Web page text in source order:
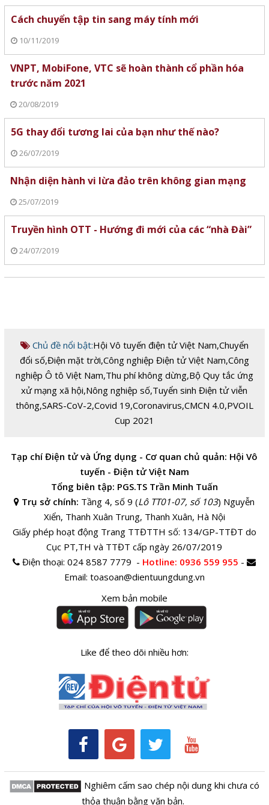
Cách chuyển tập tin sang máy tính mới
10/11/2019
VNPT, MobiFone, VTC sẽ hoàn thành cổ phần hóa
trước năm 2021
20/08/2019
5G thay đổi tương lai của bạn như thế nào?
26/07/2019
Nhận diện hành vi lừa đảo trên không gian mạng
25/07/2019
Truyền hình OTT - Hướng đi mới của các “nhà Đài”
24/07/2019
Chủ đề nổi bật:Hội Vô tuyến điện tử Việt Nam,Chuyển
đổi số,Điện mặt trời,Công nghiệp Điện tử Việt Nam,Công
nghiệp Ô tô Việt Nam,Thu phí không dừng,Bộ Quy tắc ứng
xử mạng xã hội,Nông nghiệp số,Tuyển sinh Điện tử viễn
thông,SARS-CoV-2,Covid 19,Coronavirus,CMCN 4.0,PVOIL
Cup 2021
Tạp chí Điện tử và Ứng dụng - Cơ quan chủ quản: Hội Vô
tuyến - Điện tử Việt Nam
Tổng biên tập: PGS.TS Trần Minh Tuấn
Trụ sở chính: Tầng 4, số 9 (Lô TT01-07, số 103) Nguyễn
Xiển, Thanh Xuân Trung, Thanh Xuân, Hà Nội
Giấy phép hoạt động Trang TTĐTTH số: 134/GP-TTĐT do
Cục PT,TH và TTĐT cấp ngày 26/07/2019
Điện thoại:024 8587 7779 - Hotline: 0936 559 955 -
Email: toasoan@dientuungdung.vn
Xem bản mobile
Like để theo dõi nhiều hơn:
Nghiêm cấm sao chép nội dung khi chưa có
thỏa thuận bằng văn bản.